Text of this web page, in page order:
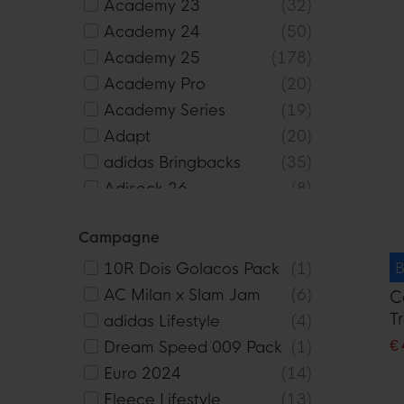
€
Academy 23
32
Academy 24
50
Academy 25
178
Academy Pro
20
Academy Series
19
Adapt
20
adidas Bringbacks
35
Adisock 26
8
Ametrine
Authentic
4
Basic 2.0
8
Bolt
44
Campeon 25
6
Centro
1
Challenger
45
Campagne
10R Dois Golacos Pack
1
AC Milan x Slam Jam
6
adidas Lifestyle
4
Dream Speed 009 Pack
1
Euro 2024
14
Fleece Lifestyle
13